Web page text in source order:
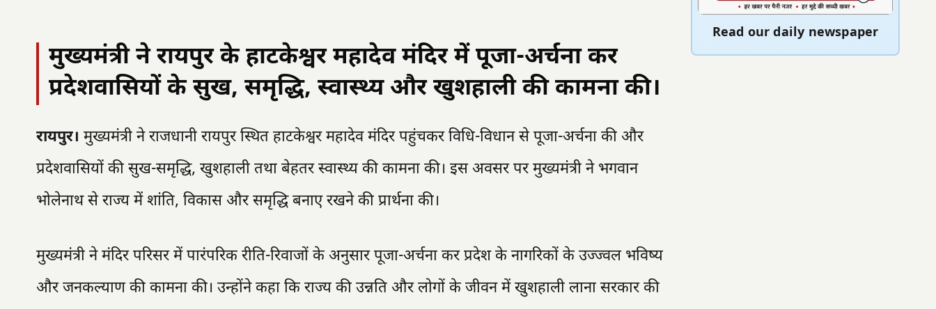
मुख्यमंत्री ने रायपुर के हाटकेश्वर महादेव मंदिर में पूजा-अर्चना कर
प्रदेशवासियों के सुख, समृद्धि, स्वास्थ्य और खुशहाली की कामना की।
रायपुर। मुख्यमंत्री ने राजधानी रायपुर स्थित हाटकेश्वर महादेव मंदिर पहुंचकर विधि-विधान से पूजा-अर्चना की और
प्रदेशवासियों की सुख-समृद्धि, खुशहाली तथा बेहतर स्वास्थ्य की कामना की। इस अवसर पर मुख्यमंत्री ने भगवान
भोलेनाथ से राज्य में शांति, विकास और समृद्धि बनाए रखने की प्रार्थना की।
मुख्यमंत्री ने मंदिर परिसर में पारंपरिक रीति-रिवाजों के अनुसार पूजा-अर्चना कर प्रदेश के नागरिकों के उज्ज्वल भविष्य
और जनकल्याण की कामना की। उन्होंने कहा कि राज्य की उन्नति और लोगों के जीवन में खुशहाली लाना सरकार की
Read our daily newspaper